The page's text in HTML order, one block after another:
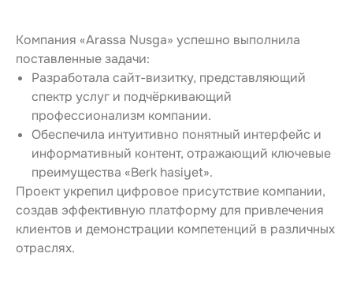
Компания «Arassa Nusga» успешно выполнила
поставленные задачи:
Разработала сайт-визитку, представляющий
спектр услуг и подчёркивающий
профессионализм компании.
Обеспечила интуитивно понятный интерфейс и
информативный контент, отражающий ключевые
преимущества «Berk hasiyet».
Проект укрепил цифровое присутствие компании,
создав эффективную платформу для привлечения
клиентов и демонстрации компетенций в различных
отраслях.